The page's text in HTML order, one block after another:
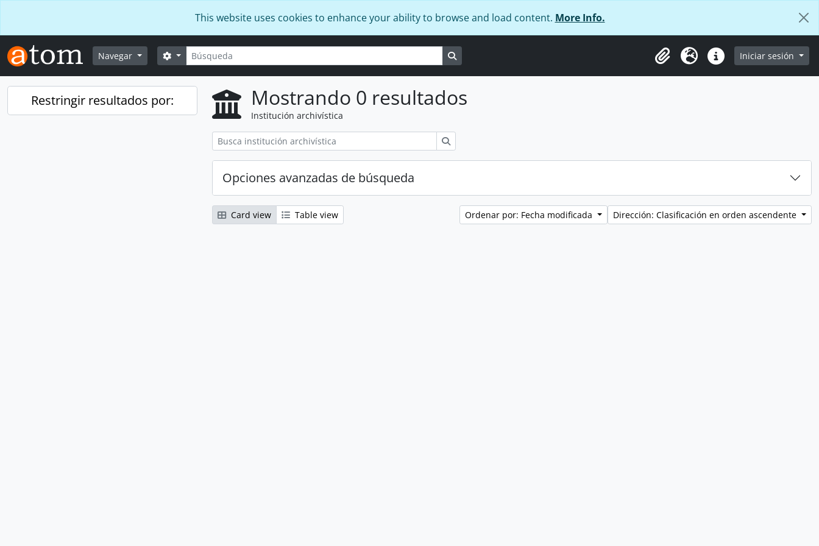
This website uses cookies to enhance your ability to browse and load content. More Info.
Navegar Búsqueda
Search options
Portapapeles
Idioma Enlaces rápidos
Iniciar sesión
Restringir resultados por: Mostrando 0 resultados
Institución archivística
Opciones avanzadas de búsqueda
Card view Table view Ordenar por: Fecha modificada Dirección: Clasificación en orden ascendente